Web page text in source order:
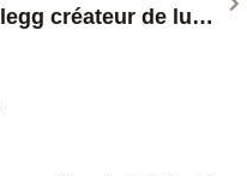
Clegg créateur de lunettes tendances en 2021